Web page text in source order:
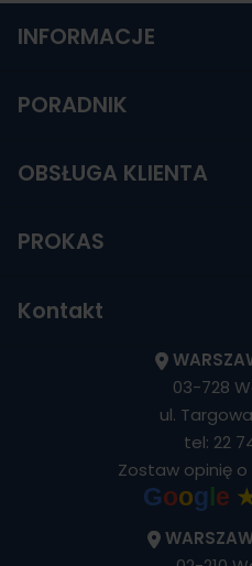
INFORMACJE
PORADNIK
OBSŁUGA KLIENTA
PROKAS
Kontakt
03-728
ul.
tel: 22
Zostaw opinię
Goog e